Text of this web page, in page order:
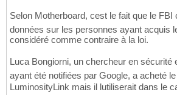
Selon Motherboard, cest le fait que le
données sur les personnes ayant acquis
considéré comme contraire à la loi.
Luca Bongiorni, un chercheur en sécurité
ayant été notifiées par Google, a acheté
LuminosityLink mais il lutiliserait dans le